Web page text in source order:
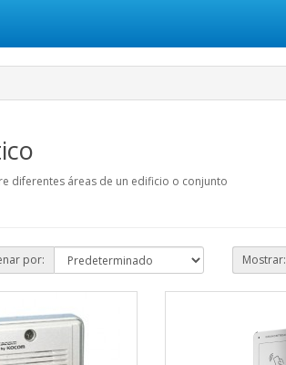
diferentes áreas de un edificio o conjunto
por: Mostrar: